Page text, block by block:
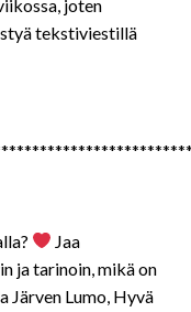
joten
tekstiviestillä
Jaa
ja tarinoin, mikä on
Järven Lumo, Hyvä